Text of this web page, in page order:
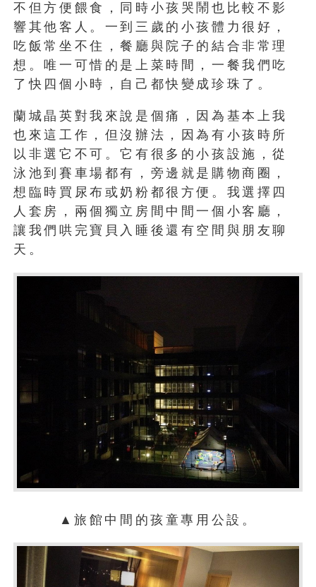
不但方便餵食，同時小孩哭鬧也比較不影
響其他客人。一到三歲的小孩體力很好，
吃飯常坐不住，餐廳與院子的結合非常理
想。唯一可惜的是上菜時間，一餐我們吃
了快四個小時，自己都快變成珍珠了。
蘭城晶英對我來說是個痛，因為基本上我
也來這工作，但沒辦法，因為有小孩時所
以非選它不可。它有很多的小孩設施，從
泳池到賽車場都有，旁邊就是購物商圈，
想臨時買尿布或奶粉都很方便。我選擇四
人套房，兩個獨立房間中間一個小客廳，
讓我們哄完寶貝入睡後還有空間與朋友聊
天。
▲旅館中間的孩童專用公設。